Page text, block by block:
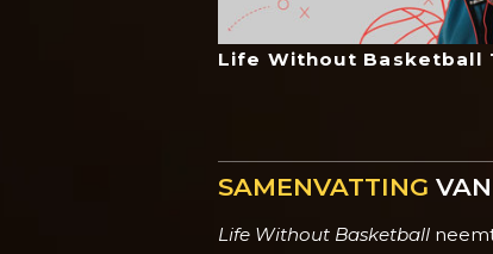
Life Without Basketball
SAMENVATTING
Life Without Basketball